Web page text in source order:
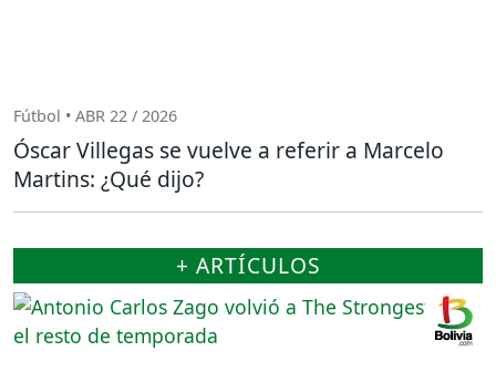
Fútbol • ABR 22 / 2026
Óscar Villegas se vuelve a referir a Marcelo
Martins: ¿Qué dijo?
+ ARTÍCULOS